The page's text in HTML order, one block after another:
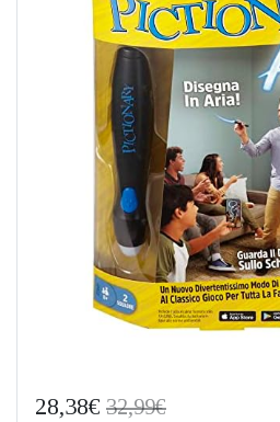
28,38€ 32,99€